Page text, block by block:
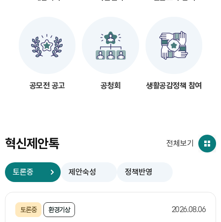
공모전 공고 공청회 생활공감정책 참여
혁신제안톡
토론중 제안숙성 정책반영
토론중 환경기상 2026.08.06
전체보기